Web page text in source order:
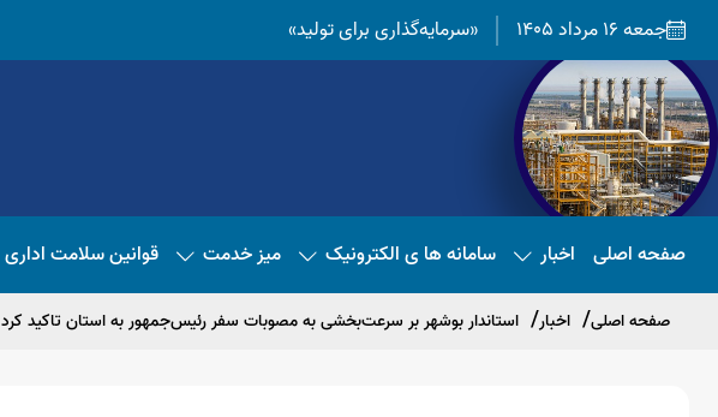
جمعه 16 مرداد 1405 «سرمایه‌گذاری برای تولید»
صفحه اصلی اخبار سامانه ها ی الکترونیک میز خدمت قوانین سلامت اداری
صفحه اصلی اخبار استاندار بوشهر بر سرعت‌بخشی به مصوبات سفر رئیس‌جمهور به استان تاکید کرد